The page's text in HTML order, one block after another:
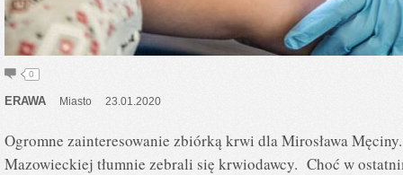
0
ERAWA Miasto 23.01.2020
Ogromne zainteresowanie zbiórką krwi dla Mirosława
Mazowieckiej tłumnie zebrali się krwiodawcy. Choć w